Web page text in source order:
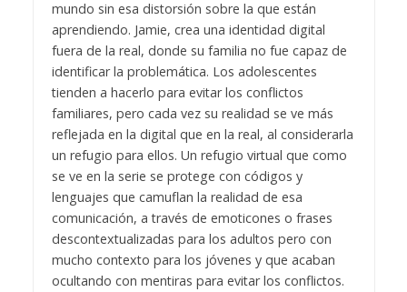
mundo sin esa distorsión sobre la que están
aprendiendo. Jamie, crea una identidad digital
fuera de la real, donde su familia no fue capaz de
identificar la problemática. Los adolescentes
tienden a hacerlo para evitar los conflictos
familiares, pero cada vez su realidad se ve más
reflejada en la digital que en la real, al considerarla
un refugio para ellos. Un refugio virtual que como
se ve en la serie se protege con códigos y
lenguajes que camuflan la realidad de esa
comunicación, a través de emoticones o frases
descontextualizadas para los adultos pero con
mucho contexto para los jóvenes y que acaban
ocultando con mentiras para evitar los conflictos.